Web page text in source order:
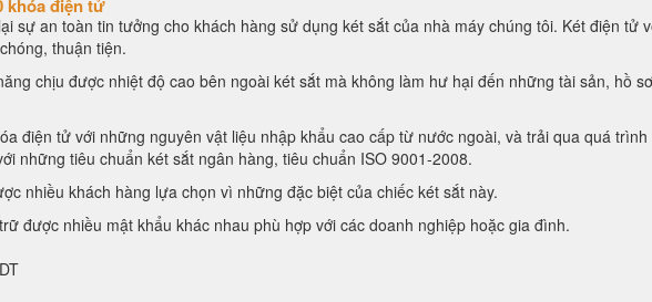
khóa điện tử
sự an toàn tin tưởng cho khách hàng sử dụng két sắt của nhà máy chúng tôi. Két điện tử
thuận tiện.
chịu được nhiệt độ cao bên ngoài két sắt mà không làm hư hại đến những tài sản, hồ
điện tử với những nguyên vật liệu nhập khẩu cao cấp từ nước ngoài, và trải qua quá trình
những tiêu chuẩn két sắt ngân hàng, tiêu chuẩn ISO 9001-2008.
nhiều khách hàng lựa chọn vì những đặc biệt của chiếc két sắt này.
được nhiều mật khẩu khác nhau phù hợp với các doanh nghiệp hoặc gia đình.